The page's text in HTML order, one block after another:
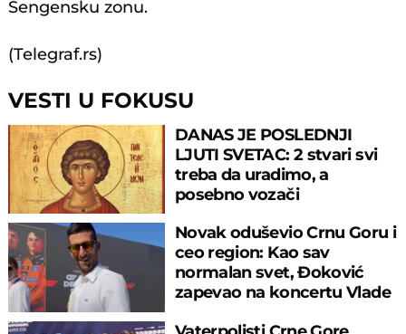
Šengensku zonu.
(Telegraf.rs)
VESTI U FOKUSU
DANAS JE POSLEDNJI
LJUTI SVETAC: 2 stvari svi
treba da uradimo, a
posebno vozači
Novak oduševio Crnu Goru i
ceo region: Kao sav
normalan svet, Đoković
zapevao na koncertu Vlade